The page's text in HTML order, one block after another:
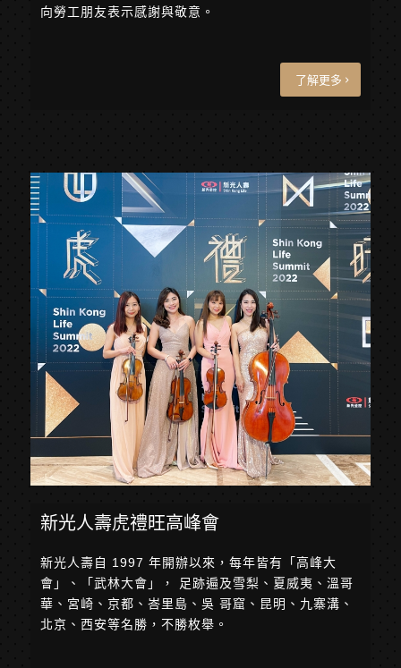
向勞工朋友表示感謝與敬意。
了解更多
新光人壽虎禮旺高峰會
新光人壽自 1997 年開辦以來，每年皆有「高峰大
會」、「武林大會」， 足跡遍及雪梨、夏威夷、溫哥
華、宮崎、京都、峇里島、吳 哥窟、昆明、九寨溝、
北京、西安等名勝，不勝枚舉。